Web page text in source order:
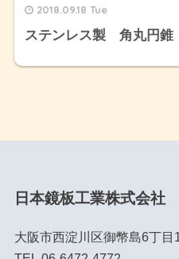
2018.09.18 Tue
ステンレス製 角丸円錐
日本鏡板工業株式会社
大阪市西淀川区御幣島6丁目